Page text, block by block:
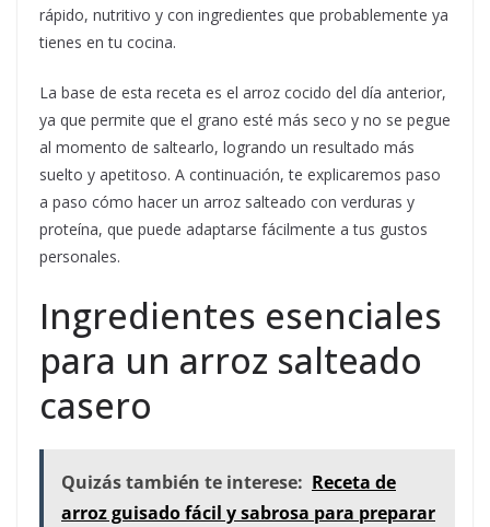
rápido, nutritivo y con ingredientes que probablemente ya
tienes en tu cocina.
La base de esta receta es el arroz cocido del día anterior,
ya que permite que el grano esté más seco y no se pegue
al momento de saltearlo, logrando un resultado más
suelto y apetitoso. A continuación, te explicaremos paso
a paso cómo hacer un arroz salteado con verduras y
proteína, que puede adaptarse fácilmente a tus gustos
personales.
Ingredientes esenciales
para un arroz salteado
casero
Quizás también te interese: Receta de
arroz guisado fácil y sabrosa para preparar